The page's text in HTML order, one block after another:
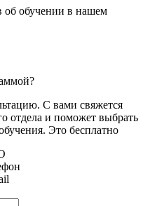
об обучении в нашем
С вами свяжется
отдела и поможет выбрать
Это бесплатно